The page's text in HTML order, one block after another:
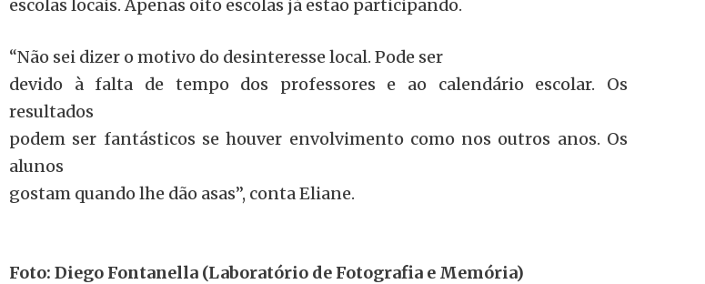
escolas locais. Apenas oito escolas já estão participando.
“Não sei dizer o motivo do desinteresse local. Pode ser
devido à falta de tempo dos professores e ao calendário escolar. Os
resultados
podem ser fantásticos se houver envolvimento como nos outros anos. Os
alunos
gostam quando lhe dão asas”, conta Eliane.
Foto: Diego Fontanella (Laboratório de Fotografia e Memória)